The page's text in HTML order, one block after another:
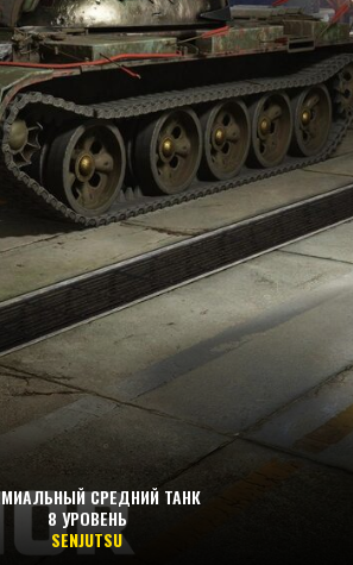
СРЕДНИЙ ТАНК
8 УРОВЕНЬ
SENJUTSU